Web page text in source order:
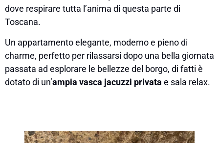
dove respirare tutta l’anima di questa parte di
Toscana.
Un appartamento elegante, moderno e pieno di
charme, perfetto per rilassarsi dopo una bella giornata
passata ad esplorare le bellezze del borgo, di fatti è
dotato di un’ampia vasca jacuzzi privata e sala relax.